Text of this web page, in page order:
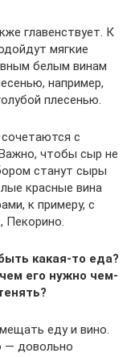
главенствует. К
мягкие
белым винам
например,
плесенью.
с
чтобы сыр не
станут сыры
красные вина
к примеру, с
Пекорино.
какая-то еда?
его нужно чем-
еду и вино.
— довольно